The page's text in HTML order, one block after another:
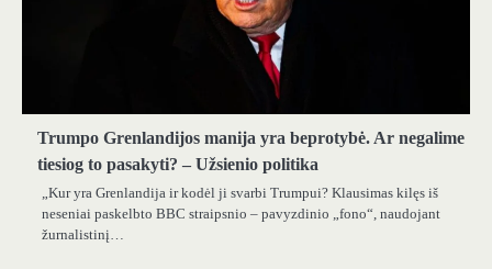
Trumpo Grenlandijos manija yra beprotybė. Ar negalime
tiesiog to pasakyti? – Užsienio politika
„Kur yra Grenlandija ir kodėl ji svarbi Trumpui? Klausimas kilęs iš
neseniai paskelbto BBC straipsnio – pavyzdinio „fono“, naudojant
žurnalistinį…